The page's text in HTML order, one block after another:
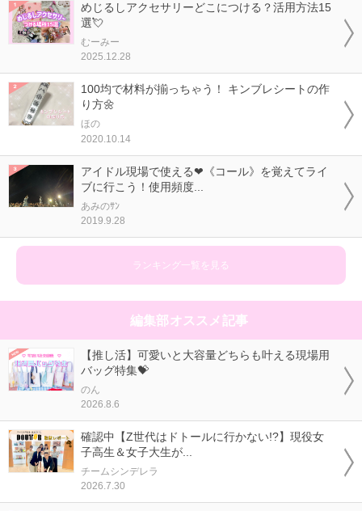
めじるしアクセサリーどこにつける？活用方法15
選💘
むーみー
2025.12.28
100均で材料が揃っちゃう！ キンブレシートの作
り方🌼
ほの
2020.10.14
アイドル現場で使える❤《コール》を覚えてライ
ブに行こう！使用頻度...
あみのｻﾝ
2019.9.28
ランキング一覧を見る
編集部オススメ記事
【推し活】可愛いと大容量どちらも叶える現場用
バッグ特集💝
のん
2026.8.6
確認中【Z世代はドトールに行かない!?】現役女
子高生＆女子大生が...
チームシンデレラ
2026.7.30